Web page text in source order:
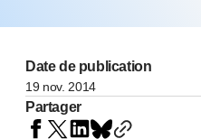
Date de publication
19 nov. 2014
Partager